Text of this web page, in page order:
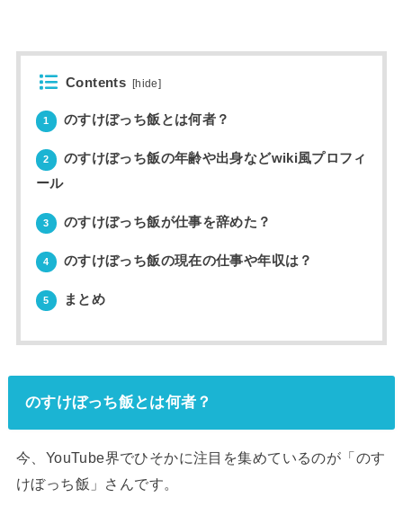
Contents [hide]
1 のすけぼっち飯とは何者？
2
のすけぼっち飯の年齢や出身などwiki風プロフィ
ール
3 のすけぼっち飯が仕事を辞めた？
4 のすけぼっち飯の現在の仕事や年収は？
5 まとめ
のすけぼっち飯とは何者？
今、YouTube界でひそかに注目を集めているのが「のす
けぼっち飯」さんです。